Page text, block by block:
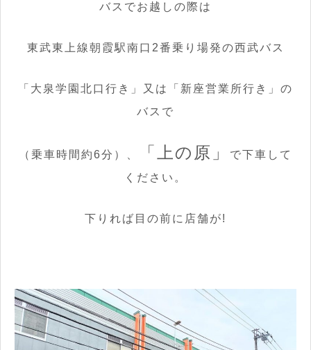
バスでお越しの際は
東武東上線朝霞駅南口2番乗り場発の西武バス
「大泉学園北口行き」又は「新座営業所行き」の
バスで
（乗車時間約6分）、 「上の原」
で下車して
ください。
下りれば目の前に店舗が!